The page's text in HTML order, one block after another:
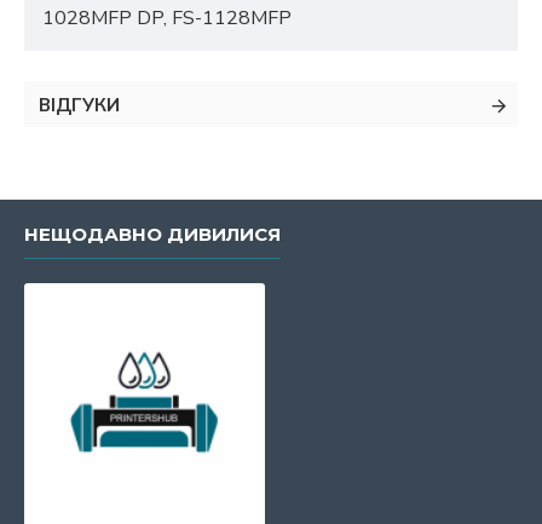
1028MFP DP, FS-1128MFP
ВІДГУКИ
НЕЩОДАВНО ДИВИЛИСЯ